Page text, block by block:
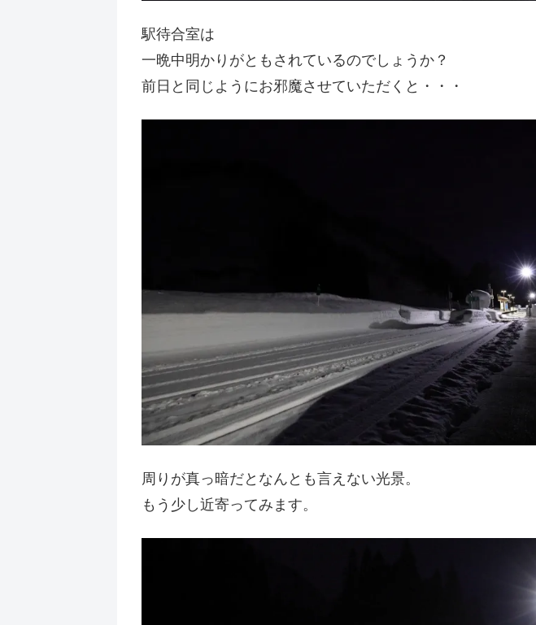
駅待合室は
一晩中明かりがともされているのでしょうか？
前日と同じようにお邪魔させていただくと・・・
周りが真っ暗だとなんとも言えない光景。
もう少し近寄ってみます。